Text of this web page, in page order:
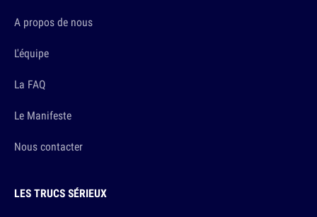
A propos de nous
L'équipe
La FAQ
Le Manifeste
Nous contacter
LES TRUCS SÉRIEUX